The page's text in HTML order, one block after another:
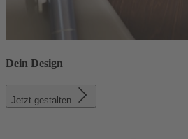
Dein Design
Jetzt gestalten